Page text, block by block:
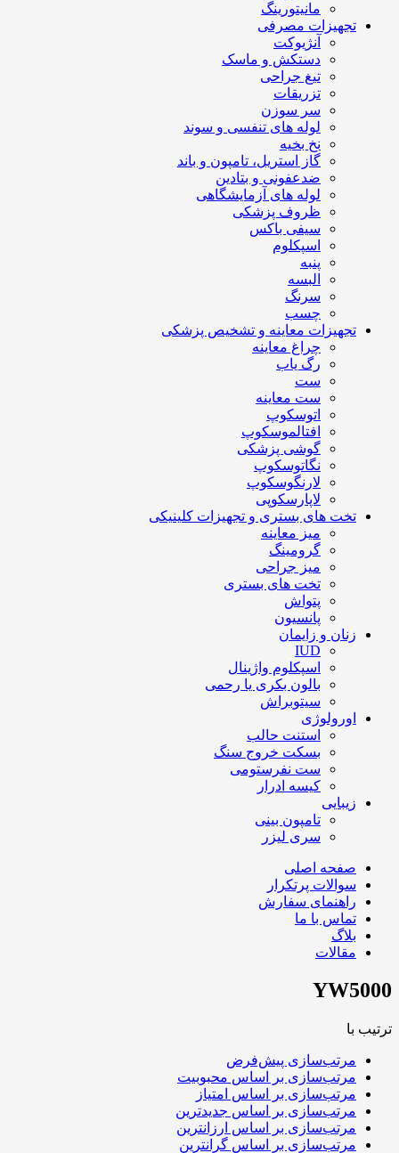
مانیتورینگ
تجهیزات مصرفی
آنژیوکت
دستکش و ماسک
تیغ جراحی
تزریقات
سر سوزن
لوله های تنفسی و سوند
نخ بخیه
گاز استریل، تامپون و باند
ضدعفونی و بتادین
لوله های آزمایشگاهی
ظروف پزشکی
سیفی باکس
اسپکلوم
پنبه
البسه
سرنگ
چسب
تجهیزات معاینه و تشخیص پزشکی
چراغ معاینه
رگ یاب
ست
ست معاینه
اتوسکوپ
افتالموسکوپ
گوشی پزشکی
نگاتوسکوپ
لارنگوسکوپ
لاپارسکوپی
تخت های بستری و تجهیزات کلینیکی
میز معاینه
گرومینگ
میز جراحی
تخت های بستری
پتواش
پانسیون
زنان و زایمان
IUD
اسپکلوم واژینال
بالون بکری یا رحمی
سیتوبراش
اورولوژی
استنت حالب
بسکت خروج سنگ
ست نفرستومی
کیسه ادرار
زیبایی
تامپون بینی
سری لیزر
صفحه اصلی
سوالات پرتکرار
راهنمای سفارش
تماس با ما
بلاگ
مقالات
YW5000
ترتیب با
مرتب‌سازی پیش‌فرض
مرتب‌سازی بر اساس محبوبیت
مرتب‌سازی بر اساس امتیاز
مرتب‌سازی بر اساس جدیدترین
مرتب‌سازی بر اساس ارزانترین
مرتب‌سازی بر اساس گرانترین